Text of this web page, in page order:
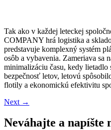
Tak ako v každej leteckej
COMPANY hrá logistika a
predstavuje komplexný systém
osôb a vybavenia. Zameriava sa
minimalizáciu času, kedy
bezpečnosť letov, letovú
flotily a ekonomickú efektivitu
Next →
Neváhajte a napíšte